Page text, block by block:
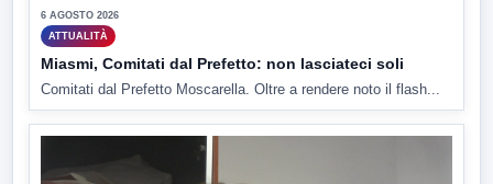
6 AGOSTO 2026
ATTUALITÀ
Miasmi, Comitati dal Prefetto: non lasciateci soli
Comitati dal Prefetto Moscarella. Oltre a rendere noto il flash...